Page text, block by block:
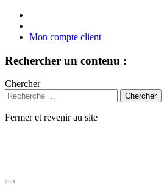
Mon compte client
Rechercher un contenu :
Chercher
Fermer et revenir au site